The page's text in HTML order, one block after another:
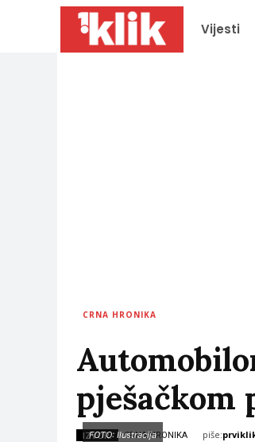
Vijesti
CRNA HRONIKA
pješačkom
IZVOR: CRNA HRONIKA piše:
FOTO: Ilustracija